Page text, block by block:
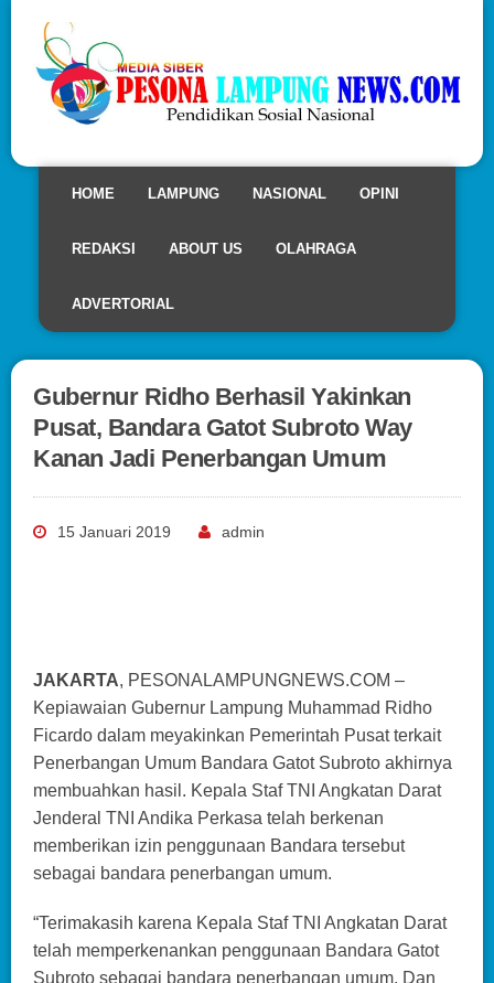
HOME LAMPUNG NASIONAL OPINI
REDAKSI ABOUT US OLAHRAGA
ADVERTORIAL
Gubernur Ridho Berhasil Yakinkan
Pusat, Bandara Gatot Subroto Way
Kanan Jadi Penerbangan Umum
15 Januari 2019 admin
JAKARTA, PESONALAMPUNGNEWS.COM –
Kepiawaian Gubernur Lampung Muhammad Ridho
Ficardo dalam meyakinkan Pemerintah Pusat terkait
Penerbangan Umum Bandara Gatot Subroto akhirnya
membuahkan hasil. Kepala Staf TNI Angkatan Darat
Jenderal TNI Andika Perkasa telah berkenan
memberikan izin penggunaan Bandara tersebut
sebagai bandara penerbangan umum.
“Terimakasih karena Kepala Staf TNI Angkatan Darat
telah memperkenankan penggunaan Bandara Gatot
Subroto sebagai bandara penerbangan umum. Dan